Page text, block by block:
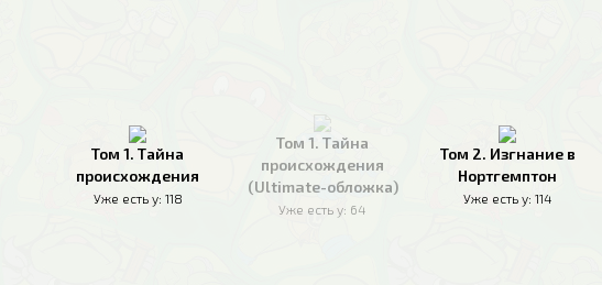
Том 1. Тайна
происхождения
Уже есть у: 118
Том 1. Тайна
происхождения
(Ultimate-обложка)
Уже есть у: 64
Том 2. Изгнание в
Нортгемптон
Уже есть у: 114